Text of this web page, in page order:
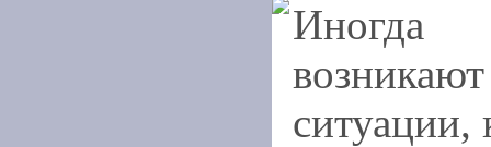
Иногда
возникают
ситуации,